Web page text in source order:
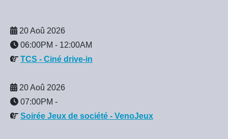
20 Aoû 2026
06:00PM - 12:00AM
TCS - Ciné drive-in
20 Aoû 2026
07:00PM -
Soirée Jeux de société - VenoJeux